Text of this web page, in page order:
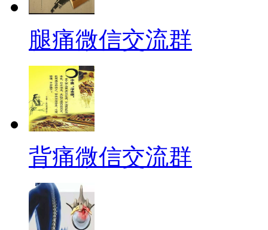
腿痛微信交流群
背痛微信交流群